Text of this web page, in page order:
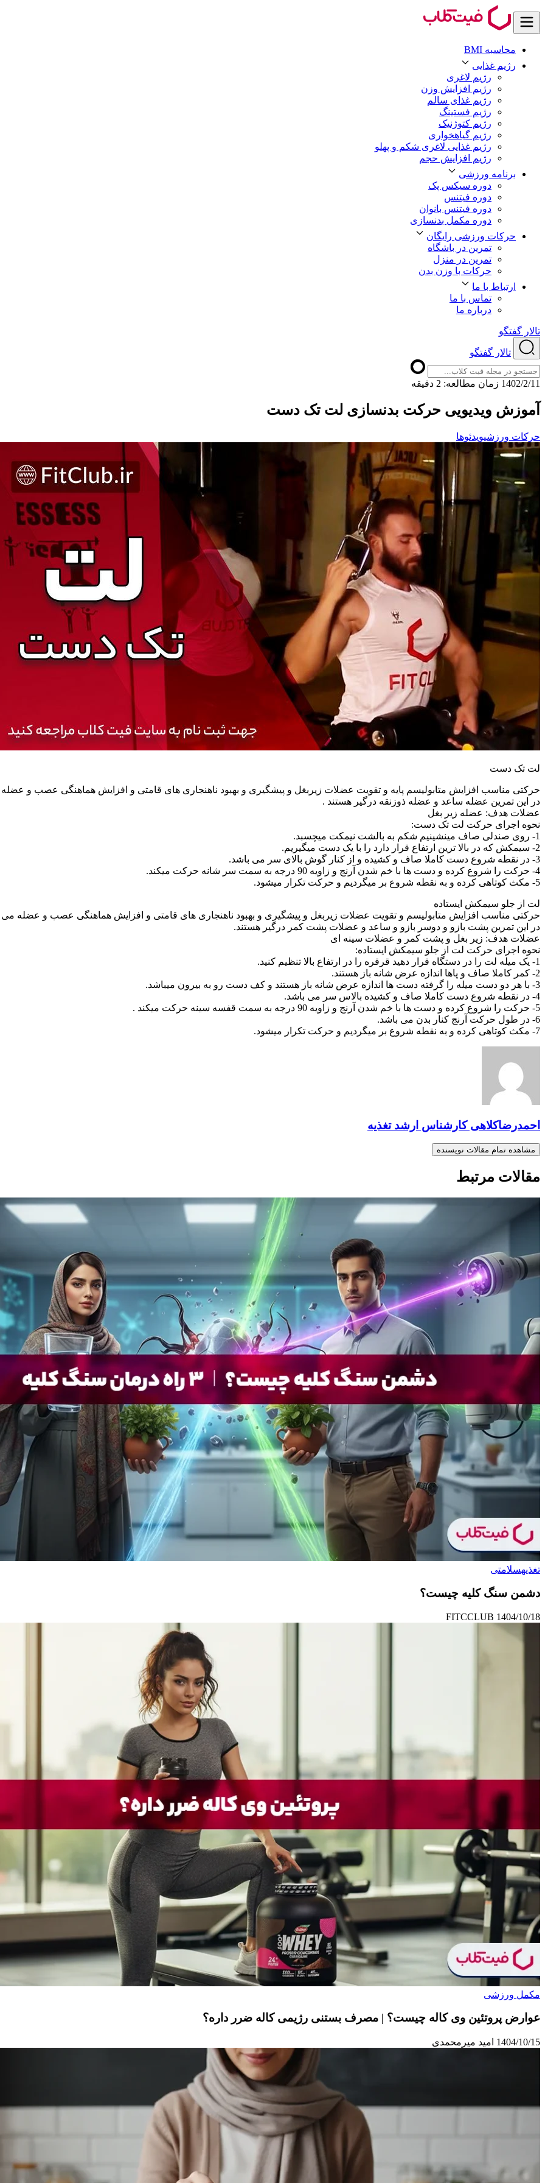
محاسبه BMI
رژیم غذایی
رژیم لاغری
رژیم افزایش وزن
رژیم غذای سالم
رژیم فستینگ
رژیم کتوژنیک
رژیم گیاهخواری
رژیم غذایی لاغری شکم و پهلو
رژیم افزایش حجم
برنامه ورزشی
دوره سیکس پک
دوره فیتنس
دوره فیتنس بانوان
دوره مکمل بدنسازی
حرکات ورزشی رایگان
تمرین در باشگاه
تمرین در منزل
حرکات با وزن بدن
ارتباط با ما
تماس با ما
درباره ما
تالار گفتگو
تالار گفتگو
1402/2/11 ﺯﻣﺎﻥ ﻣﻄﺎﻟﻌﻪ: 2 دقیقه
آموزش ویدیویی حرکت بدنسازی لت تک دست
حرکات ورزشیویدئوها
لت تک دست
حرکتی مناسب افزایش متابولیسم پایه و تقویت عضلات زیربغل و پیشگیری و بهبود ناهنجاری های قامتی و افزایش هماهنگی عصب و
در این تمرین عضله ساعد و عضله ذوزنقه درگیر هستند .
عضلات هدف: عضله زیر بغل
نحوه اجرای حرکت لت تک دست:
1- روی صندلی صاف مینشینیم شکم به بالشت نیمکت میچسبد.
2- سیمکش که در بالا ترین ارتفاع قرار دارد را با یک دست میگیریم.
3- در نقطه شروع دست کاملا صاف و کشیده و از کنار گوش بالای سر می باشد.
4- حرکت را شروع کرده و دست ها با خم شدن آرنج و زاویه 90 درجه به سمت سر شانه حرکت میکند.
5- مکث کوتاهی کرده و به نقطه شروع بر میگردیم و حرکت تکرار میشود.
لت از جلو سیمکش ایستاده
حرکتی مناسب افزایش متابولیسم و تقویت عضلات زیربغل و پیشگیری و بهبود ناهنجاری های قامتی و افزایش هماهنگی عصب و عضله می
در این تمرین پشت بازو و دوسر بازو و ساعد و عضلات پشت کمر درگیر هستند.
عضلات هدف: زیر بغل و پشت کمر و عضلات سینه ای
نحوه اجرای حرکت لت از جلو سیمکش ایستاده:
1- یک میله لت را در دستگاه قرار دهید قرقره را در ارتفاع بالا تنظیم کنید.
2- کمر کاملا صاف و پاها اندازه عرض شانه باز هستند.
3- با هر دو دست میله را گرفته دست ها اندازه عرض شانه باز هستند و کف دست رو به بیرون میباشد.
4- در نقطه شروع دست کاملا صاف و کشیده بالاس سر می باشد.
5- حرکت را شروع کرده و دست ها با خم شدن آرنج و زاویه 90 درجه به سمت قفسه سینه حرکت میکند .
6- در طول حرکت آرنج کنار بدن می باشد.
7- مکث کوتاهی کرده و به نقطه شروع بر میگردیم و حرکت تکرار میشود.
احمدرضاکلاهی کارشناس ارشد تغذیه
مشاهده تمام مقالات نویسنده
مقالات مرتبط
تغذیهسلامتی
دشمن سنگ کلیه چیست؟
1404/10/18
FITCCLUB
مکمل ورزشی
عوارض پروتئین وی کاله چیست؟ | مصرف بستنی رژیمی کاله ضرر داره؟
1404/10/15 امید میرمحمدی